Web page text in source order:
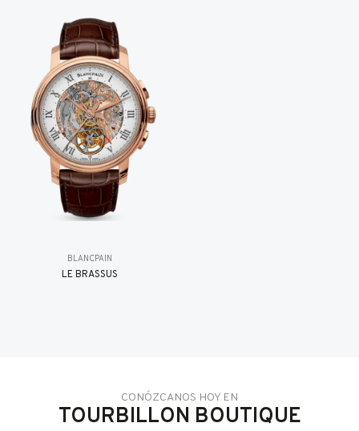
BLANCPAIN
LE BRASSUS
CONÓZCANOS HOY EN
TOURBILLON BOUTIQUE